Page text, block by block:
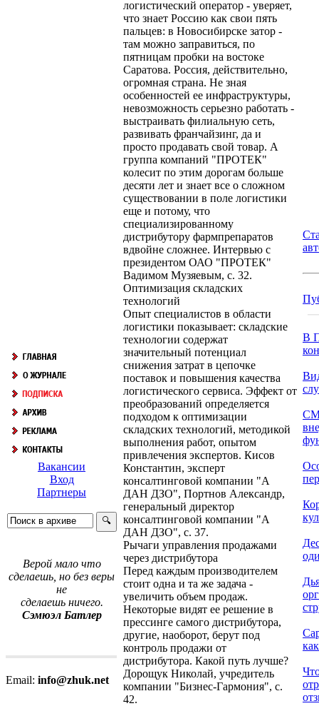
Вакансии
Вход
Партнеры
Верой мало что
сделаешь, но без веры
не
сделаешь ничего.
Сэмюэл Батлер
Email: info@zhuk.net
логистический оператор - уверяет,
что знает Россию как свои пять
пальцев: в Новосибирске затор -
там можно заправиться, по
пятницам пробки на востоке
Саратова. Россия, действительно,
огромная страна. Не зная
особенностей ее инфраструктуры,
невозможность серьезно работать -
выстраивать филиальную сеть,
развивать франчайзинг, да и
просто продавать свой товар. А
группа компаний "ПРОТЕК"
колесит по этим дорогам больше
десяти лет и знает все о сложном
существовании в поле логистики
еще и потому, что
специализированному
дистрибутору фармпрепаратов
вдвойне сложнее. Интервью с
президентом ОАО "ПРОТЕК"
Вадимом Музяевым, с. 32.
Оптимизация складских
технологий
Опыт специалистов в области
логистики показывает: складские
технологии содержат
значительный потенциал
снижения затрат в цепочке
поставок и повышения качества
логистического сервиса. Эффект от
преобразований определяется
подходом к оптимизации
складских технологий, методикой
выполнения работ, опытом
привлечения экспертов. Кисов
Константин, эксперт
консалтинговой компании "А
ДАН ДЗО", Портнов Александр,
генеральный директор
консалтинговой компании "А
ДАН ДЗО", с. 37.
Рычаги управления продажами
через дистрибутора
Перед каждым производителем
стоит одна и та же задача -
увеличить объем продаж.
Некоторые видят ее решение в
прессинге самого дистрибутора,
другие, наоборот, берут под
контроль продажи от
дистрибутора. Какой путь лучше?
Дорощук Николай, учредитель
компании "Бизнес-Гармония", с.
42.
В